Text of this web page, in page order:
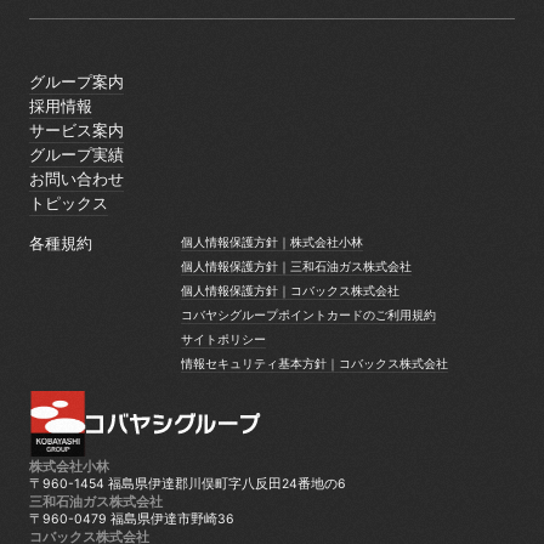
株式会社小林
〒960-1454 福島県伊達郡川俣町字八反田24番地の6
三和石油ガス株式会社
〒960-0479 福島県伊達市野崎36
コバックス株式会社
グループ案内
グループ案内
採用情報
採用情報
サービス案内
サービス案内
グループ実績
グループ実績
お問い合わせ
お問い合わせ
トピックス
各種規約
個人情報保護方針｜株式会社小林
個人情報保護方針｜株式会社小林
個人情報保護方針｜三和石油ガス株式会社
個人情報保護方針｜三和石油ガス株式会社
個人情報保護方針｜コバックス株式会社
個人情報保護方針｜コバックス株式会社
コバヤシグループポイントカードのご利用規約
コバヤシグループポイントカードのご利用規約
サイトポリシー
サイトポリシー
情報セキュリティ基本方針｜コバックス株式会社